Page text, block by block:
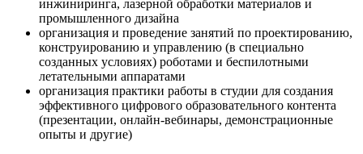
инжиниринга, лазерной обработки материалов и
промышленного дизайна
организация и проведение занятий по проектированию,
конструированию и управлению (в специально
созданных условиях) роботами и беспилотными
летательными аппаратами
организация практики работы в студии для создания
эффективного цифрового образовательного контента
(презентации, онлайн-вебинары, демонстрационные
опыты и другие)